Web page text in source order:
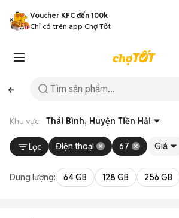
Voucher KFC đến 100k
Chỉ có trên app Chợ Tốt
Khu vực: Thái Bình, Huyện Tiền Hải
Lọc Điện thoại 67 Giá
Dung lượng: 64 GB 128 GB 256 GB